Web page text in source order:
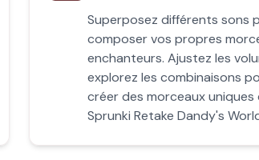
Superposez différents sons
composer vos propres
enchanteurs. Ajustez les
explorez les combinaisons
créer des morceaux uniques
Sprunki Retake Dandy's